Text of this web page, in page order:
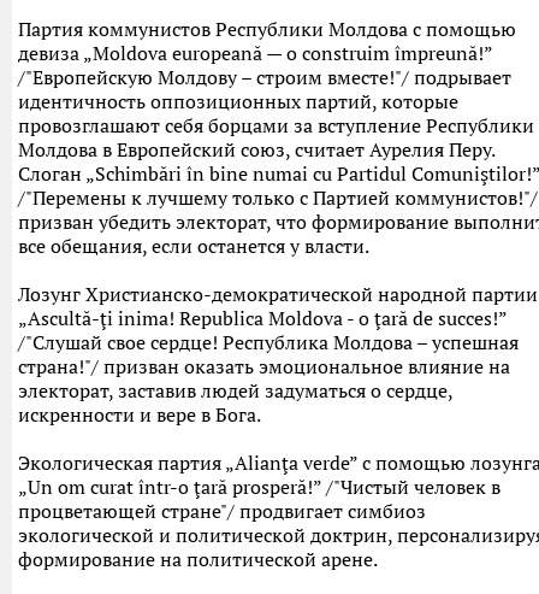
Партия коммунистов Республики Молдова с помощью
девиза „Moldova europeană — o construim împreună!”
/"Европейскую Молдову – строим вместе!"/ подрывает
идентичность оппозиционных партий, которые
провозглашают себя борцами за вступление Республики
Молдова в Европейский союз, считает Аурелия Перу.
Слоган „Schimbări în bine numai cu Partidul Comuniştilor!”
/"Перемены к лучшему только с Партией коммунистов!"/
призван убедить электорат, что формирование
все обещания, если останется у власти.
Лозунг Христианско-демократической народной
„Ascultă-ţi inima! Republica Moldova - o ţară de succes!”
/"Слушай свое сердце! Республика Молдова – успешная
страна!"/ призван оказать эмоциональное влияние на
электорат, заставив людей задуматься о сердце,
искренности и вере в Бога.
Экологическая партия „Alianţa verde” с помощью
„Un om curat într-o ţară prosperă!” /"Чистый человек в
процветающей стране"/ продвигает симбиоз
экологической и политической доктрин,
формирование на политической арене.